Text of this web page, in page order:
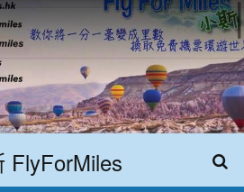
FlyForMiles